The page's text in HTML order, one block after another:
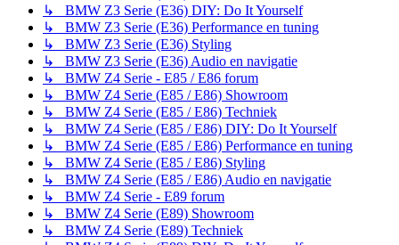
↳ BMW Z3 Serie (E36) DIY: Do It Yourself
↳ BMW Z3 Serie (E36) Performance en tuning
↳ BMW Z3 Serie (E36) Styling
↳ BMW Z3 Serie (E36) Audio en navigatie
↳ BMW Z4 Serie - E85 / E86 forum
↳ BMW Z4 Serie (E85 / E86) Showroom
↳ BMW Z4 Serie (E85 / E86) Techniek
↳ BMW Z4 Serie (E85 / E86) DIY: Do It Yourself
↳ BMW Z4 Serie (E85 / E86) Performance en tuning
↳ BMW Z4 Serie (E85 / E86) Styling
↳ BMW Z4 Serie (E85 / E86) Audio en navigatie
↳ BMW Z4 Serie - E89 forum
↳ BMW Z4 Serie (E89) Showroom
↳ BMW Z4 Serie (E89) Techniek